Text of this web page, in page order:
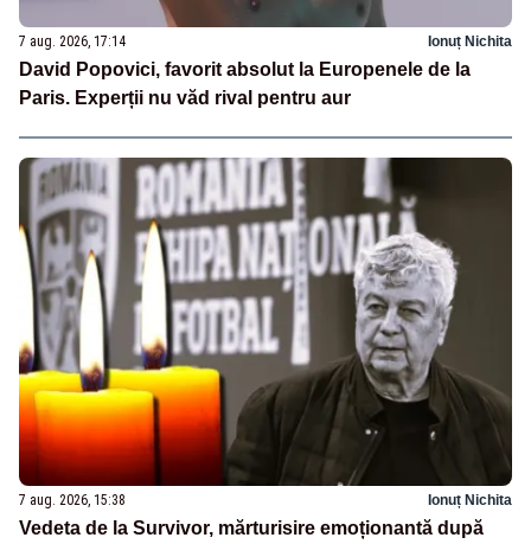
7 aug. 2026, 17:14 Ionuț Nichita
David Popovici, favorit absolut la Europenele de la
Paris. Experții nu văd rival pentru aur
7 aug. 2026, 15:38 Ionuț Nichita
Vedeta de la Survivor, mărturisire emoționantă după